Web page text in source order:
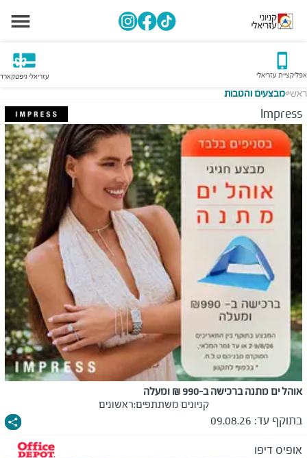
אפליקציית עזריאלי עזריאלי גיפטקארד
ראשי>מבצעים והטבות
Impress
אוהל ים מתנה ברכישה ב-990 ₪ ומעלה
קניונים משתתפים:ראשונים
בתוקף עד: 09.08.26
אופיס דיפו